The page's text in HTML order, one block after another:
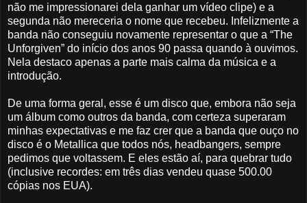
não me impressionarei dela ganhar um vídeo clipe) e a
segunda não mereceria o nome que recebeu. Infelizmente a
banda não conseguiu novamente representar o que a “The
Unforgiven” do início dos anos 90 passa quando à ouvimos.
Nela destaco apenas a parte mais calma da música e a
introdução.
De uma forma geral, esse é um disco que, embora não seja
um álbum como outros da banda, com certeza superaram
minhas expectativas e me faz crer que a banda que ouço no
disco é o Metallica que todos nós, headbangers, sempre
pedimos que voltassem. E eles estão aí, para quebrar tudo
(inclusive recordes: em três dias vendeu quase 500.00
cópias nos EUA).